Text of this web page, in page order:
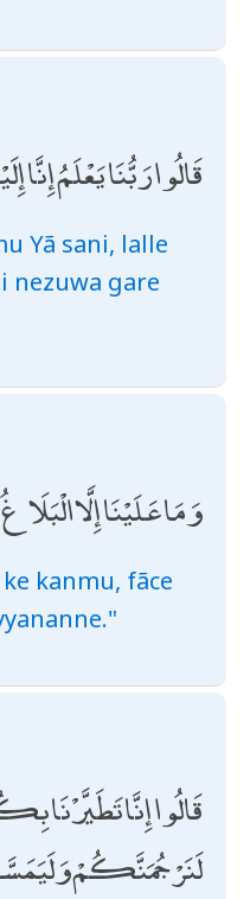
قَالُوا رَبُّنَا يَعْلَمُ
Yã sani, lalle
nezuwa gare
وَمَا عَلَيْنَا إِلَّا
kanmu, fãce
قَالُوا إِنَّا تَطَيَّرْنَا
لَنَرْجُمَنَّكُمْ